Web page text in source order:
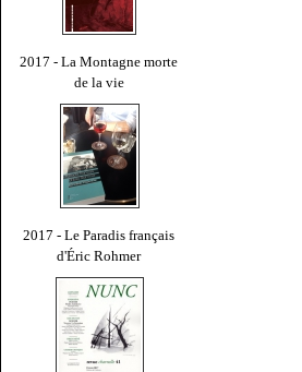
2017 - La Montagne morte
de la vie
2017 - Le Paradis français
d'Éric Rohmer